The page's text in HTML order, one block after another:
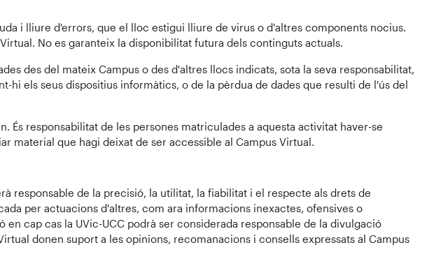
i lliure d'errors, que el lloc estigui lliure de virus o d'altres components nocius.
No es garanteix la disponibilitat futura dels continguts actuals.
des del mateix Campus o des d'altres llocs indicats, sota la seva responsabilitat,
els seus dispositius informàtics, o de la pèrdua de dades que resulti de l'ús del
responsabilitat de les persones matriculades a aquesta activitat haver-se
material que hagi deixat de ser accessible al Campus Virtual.
responsable de la precisió, la utilitat, la fiabilitat i el respecte als drets de
per actuacions d'altres, com ara informacions inexactes, ofensives o
cap cas la UVic-UCC podrà ser considerada responsable de la divulgació
donen suport a les opinions, recomanacions i consells expressats al Campus